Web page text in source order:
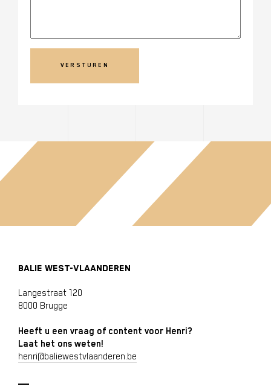
BALIE WEST-VLAANDEREN
Langestraat 120
8000 Brugge
Heeft u een vraag of content voor Henri?
Laat het ons weten!
henri@baliewestvlaanderen.be